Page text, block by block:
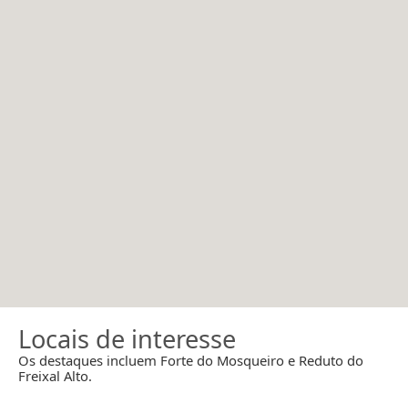
Locais de interesse
Os destaques incluem Forte do Mosqueiro e Reduto do
Freixal Alto.